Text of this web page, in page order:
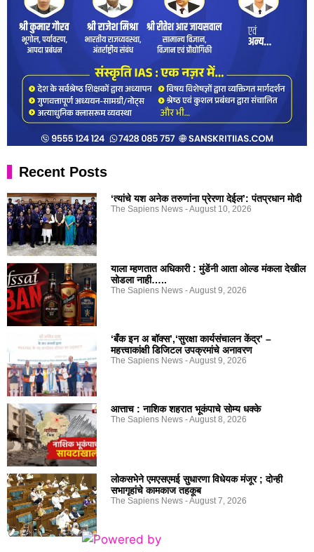
Recent Posts
‘त्यांचे यश अनेक तरुणांना प्रेरणा देईल’: पंतप्रधान मोदी
The Sapiens News August 10, 2026
याला म्हणतात अधिकारी : मुंडेंनी आता ओल्ड मंकला देखील
सोडला नाही…..
The Sapiens News August 9, 2026
‘बँक इन अ बॉक्स’,‘सुरक्षा कार्यसंचालन केंद्र’ –
महत्त्वाकांक्षी डिजिटल उपक्रमांचे अनावरण
The Sapiens News August 9, 2026
आत्ताच : नाशिक शहरात भूकंपाचे सोम्य धक्के
The Sapiens News August 8, 2026
लोकसभेने एमएसएमई सुधारणा विधेयक मंजूर ; दोन्ही
सभागृहांचे कामकाज तहकूब
The Sapiens News August 7, 2026